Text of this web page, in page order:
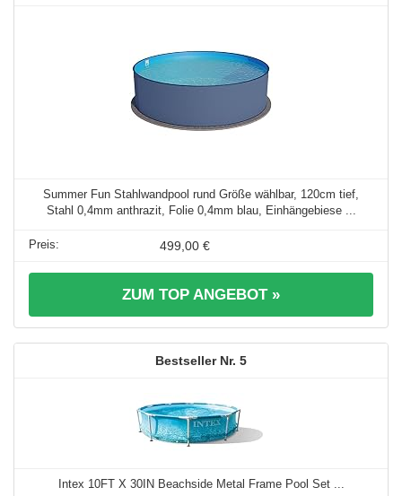
Summer Fun Stahlwandpool rund Größe wählbar, 120cm tief,
Stahl 0,4mm anthrazit, Folie 0,4mm blau, Einhängebiese ...
499,00 €
ZUM TOP ANGEBOT »
5
Intex 10FT X 30IN Beachside Metal Frame Pool Set ...